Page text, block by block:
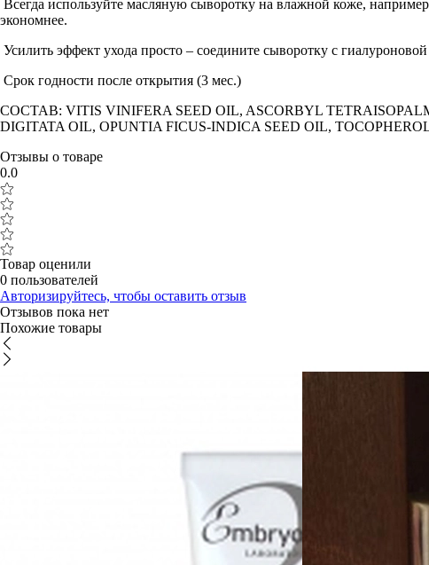
Всегда используйте масляную сыворотку на влажной коже,
экономнее.
Усилить эффект ухода просто – соедините сыворотку с гиалуроновой
Срок годности после открытия (3 мес.)
СОСТАВ: VITIS VINIFERA SEED OIL, ASCORBYL
DIGITATA OIL, OPUNTIA FICUS-INDICA SEED OIL,
Отзывы о товаре
0.0
Товар оценили
0 пользователей
Авторизируйтесь, чтобы оставить отзыв
Отзывов пока нет
Похожие товары